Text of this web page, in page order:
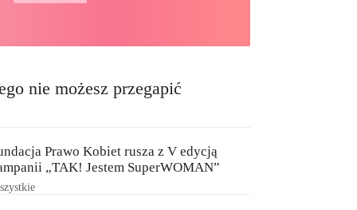
nie możesz przegapić
Prawo Kobiet rusza z V edycją
„TAK! Jestem SuperWOMAN”